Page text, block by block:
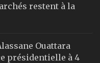
restent à la
Ouattara
présidentielle à 4